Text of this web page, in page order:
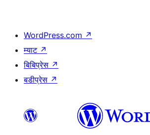
WordPress.com ↗
म्याट ↗
बिबिप्रेस ↗
बडीप्रेस ↗